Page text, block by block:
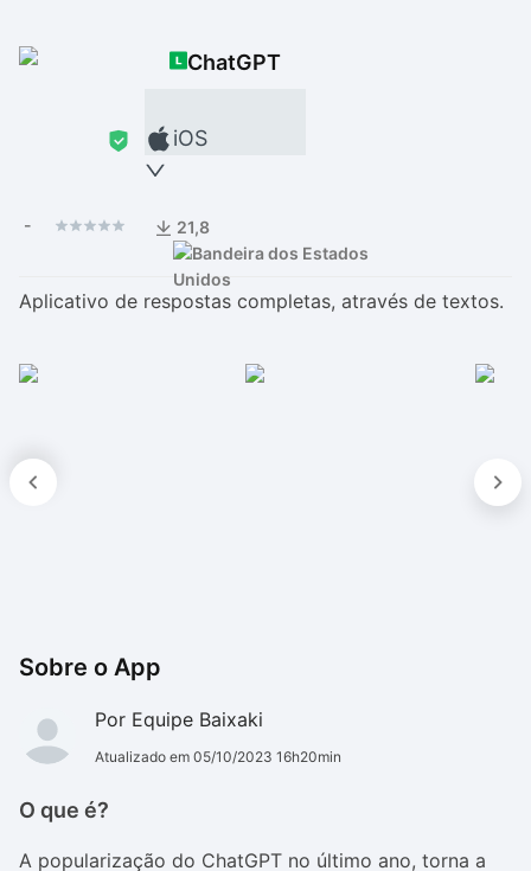
ChatGPT
iOS
- 21,8
Aplicativo de respostas completas, através de textos.
Sobre o App
Por Equipe Baixaki
Atualizado em 05/10/2023 16h20min
O que é?
A popularização do ChatGPT no último ano, torna a